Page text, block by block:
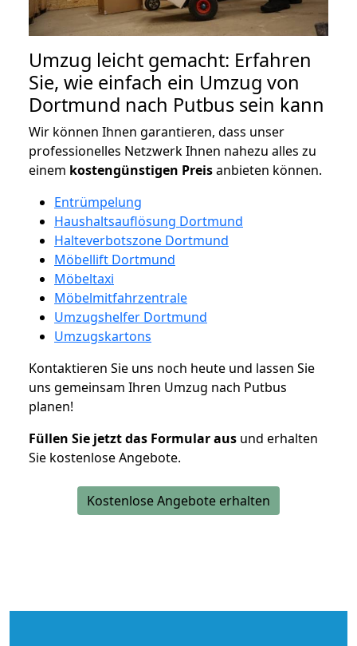
Umzug leicht gemacht: Erfahren
Sie, wie einfach ein Umzug von
Dortmund nach Putbus sein kann
Wir können Ihnen garantieren, dass unser
professionelles Netzwerk Ihnen nahezu alles zu
einem kostengünstigen Preisanbieten können.
Entrümpelung
Haushaltsauflösung Dortmund
Halteverbotszone Dortmund
Möbellift Dortmund
Möbeltaxi
Möbelmitfahrzentrale
Umzugshelfer Dortmund
Umzugskartons
Kontaktieren Sie uns noch heute und lassen Sie
uns gemeinsam Ihren Umzug nach Putbus
planen!
Füllen Sie jetzt das Formular aus und erhalten
Sie kostenlose Angebote.
Kostenlose Angebote erhalten